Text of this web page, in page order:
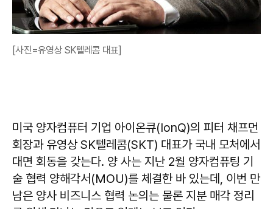
[사진=유영상 SK텔레콤 대표]
미국 양자컴퓨터 기업 아이온큐(IonQ)의 피터 채프먼
회장과 유영상 SK텔레콤(SKT) 대표가 국내 모처에서
대면 회동을 갖는다. 양 사는 지난 2월 양자컴퓨팅 기
술 협력 양해각서(MOU)를 체결한 바 있는데, 이번 만
남은 양사 비즈니스 협력 논의는 물론 지분 매각 정리